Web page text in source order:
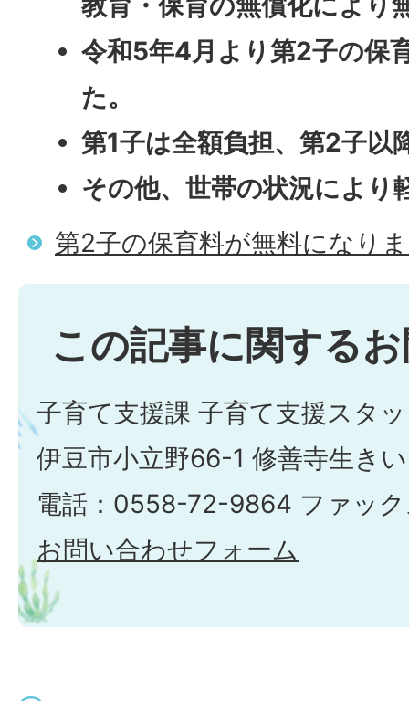
令和5年4月より第2子の保
た。
第1子は全額負担、第2子以
その他、世帯の状況によ
第2子の保育料が無料になり
この記事に関する
子育て支援課 子育て支援スタ
伊豆市小立野66-1 修善寺生き
電話：0558-72-9864 ファッ
お問い合わせフォーム